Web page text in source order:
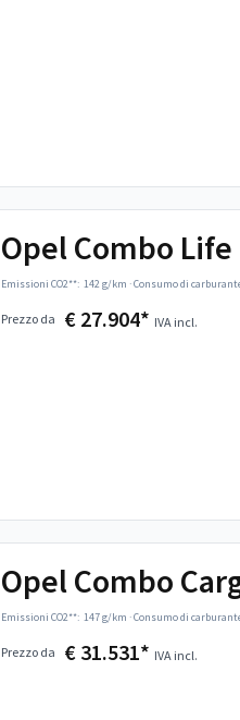
Opel Combo Life
Emissioni CO2**: 142 g/km ·Consumo di
Prezzo da € 27.904* IVA incl.
Opel Combo
Emissioni CO2**: 147 g/km ·Consumo di
Prezzo da € 31.531* IVA incl.